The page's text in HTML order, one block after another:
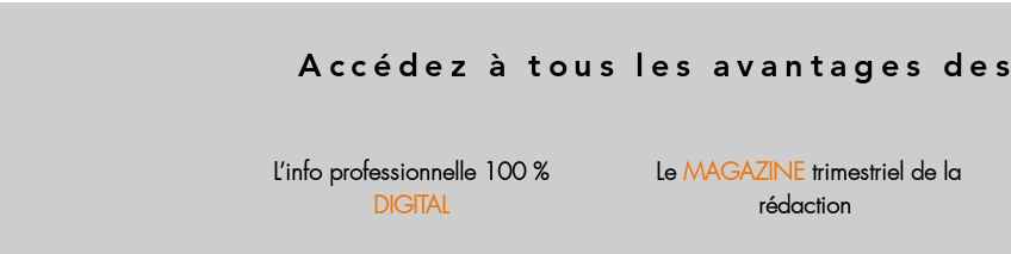
Accédez à tous les avantages
L’info professionnelle 100 %
DIGITAL
LeMAGAZINE trimestriel de la
rédaction